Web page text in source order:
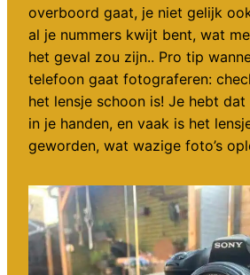
overboord gaat, je niet gelijk
al je nummers kwijt bent, wat
het geval zou zijn.. Pro tip
telefoon gaat fotograferen:
het lensje schoon is! Je hebt
in je handen, en vaak is het
geworden, wat wazige foto’s